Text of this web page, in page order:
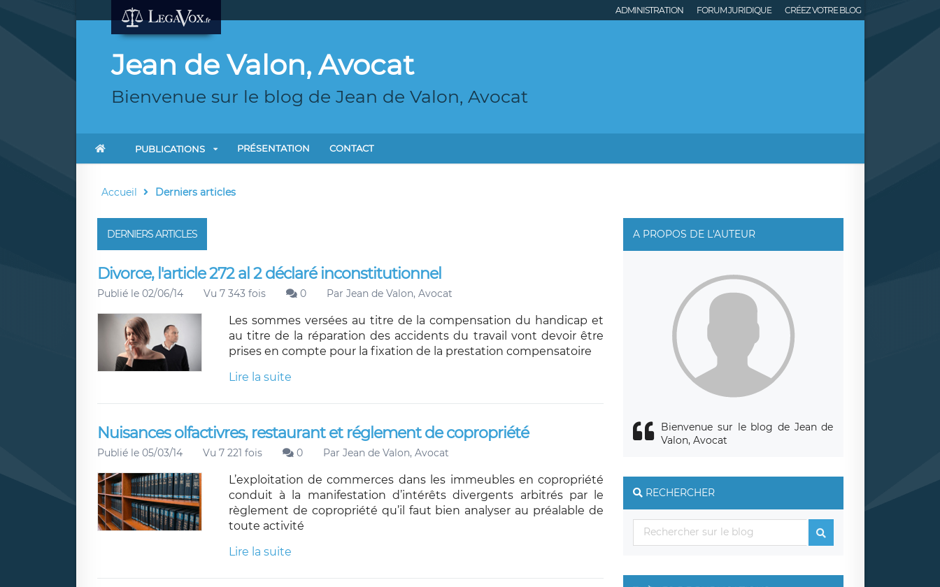
ADMINISTRATION FORUM JURIDIQUE CRÉEZ VOTRE BLOG
Jean de Valon, Avocat
Bienvenue sur le blog de Jean de Valon, Avocat
PUBLICATIONS PRÉSENTATION CONTACT
Accueil Derniers articles
DERNIERS ARTICLES
Divorce, l'article 272 al 2 déclaré inconstitutionnel
Publié le 02/06/14 Vu 7 343 fois 0 Par Jean de Valon, Avocat
Les sommes versées au titre de la compensation du handicap et
au titre de la réparation des accidents du travail vont devoir être
prises en compte pour la fixation de la prestation compensatoire
Lire la suite
Nuisances olfactivres, restaurant et réglement de copropriété
Publié le 05/03/14 Vu 7 221 fois 0 Par Jean de Valon, Avocat
L’exploitation de commerces dans les immeubles en copropriété
conduit à la manifestation d’intérêts divergents arbitrés par le
règlement de copropriété qu’il faut bien analyser au préalable de
toute activité
Lire la suite
A PROPOS DE L'AUTEUR
Bienvenue sur le blog de Jean de
Valon, Avocat
RECHERCHER